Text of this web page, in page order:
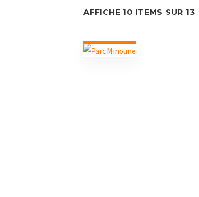
AFFICHE 10 ITEMS SUR 13